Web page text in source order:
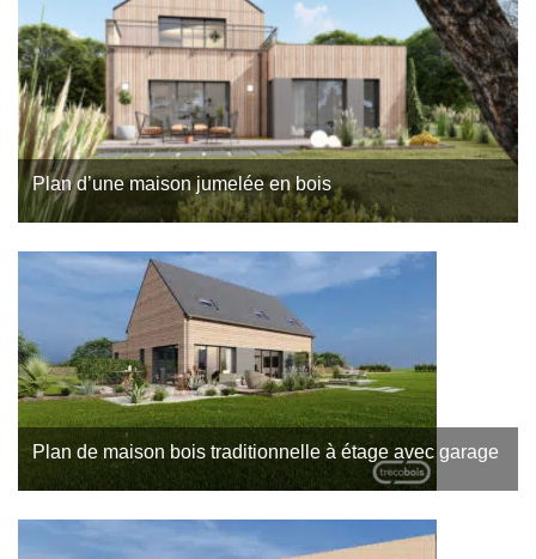
Plan d’une maison jumelée en bois
Plan de maison bois traditionnelle à étage avec garage
par l’agence Trecobat, constructeur de maison bois à Morlaix.